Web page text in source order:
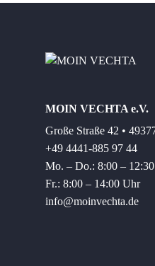
MOIN VECHTA e.V.
Große Straße 42 •
+49 4441-885 97 44
Mo. – Do.: 8:00 –
Fr.: 8:00 – 14:00 Uhr
info@moinvechta.de